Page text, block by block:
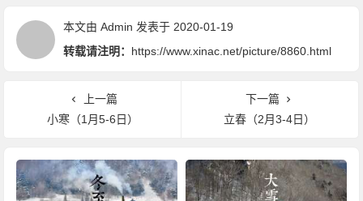
本文由Admin 发表于 2020-01-19
转载请注明： https://www.xinac.net/picture/8860.html
上一篇
小寒（1月5-6日）
下一篇
立春（2月3-4日）